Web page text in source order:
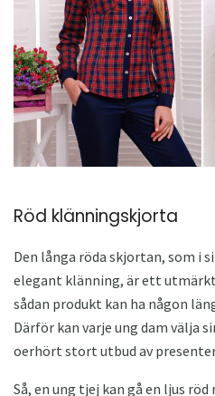
Röd klänningskjorta
Den långa röda skjortan, som i
elegant klänning, är ett
sådan produkt kan ha någon
Därför kan varje ung dam välja
oerhört stort utbud av
Så, en ung tjej kan gå en ljus